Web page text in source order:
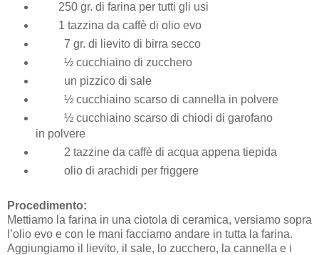
250 gr. di farina per tutti gli usi
1 tazzina da caffè di olio evo
7 gr. di lievito di birra secco
½ cucchiaino di zucchero
un pizzico di sale
½ cucchiaino scarso di cannella in polvere
½ cucchiaino scarso di chiodi di garofano
in polvere
2 tazzine da caffè di acqua appena tiepida
olio di arachidi per friggere
Procedimento:
Mettiamo la farina in una ciotola di ceramica, versiamo sopra
l’olio evo e con le mani facciamo andare in tutta la farina.
Aggiungiamo il lievito, il sale, lo zucchero, la cannella e i